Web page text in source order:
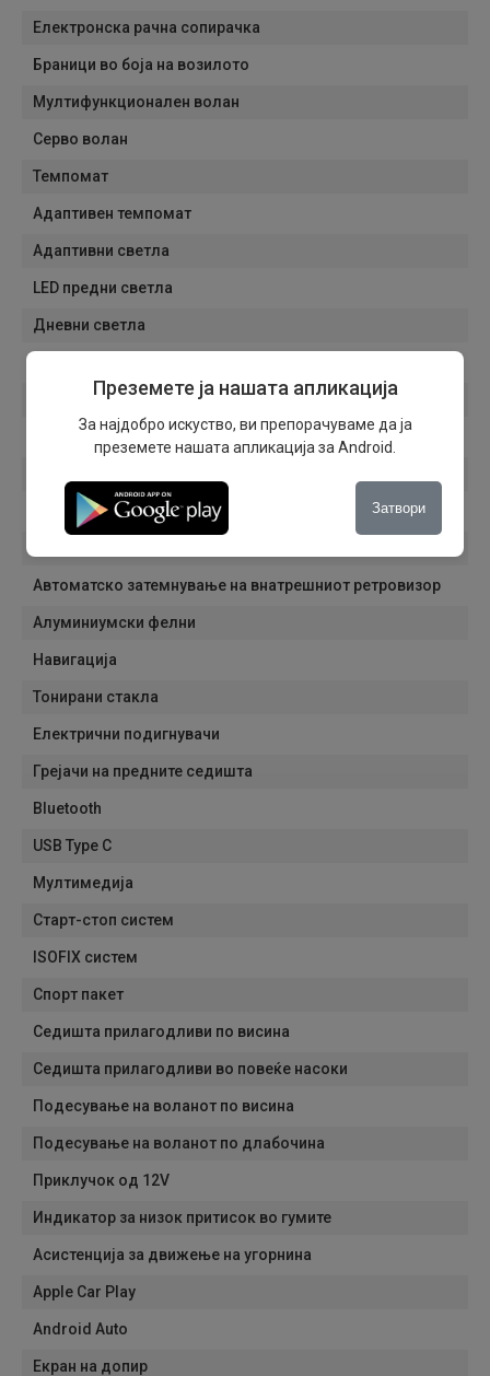
Електронска рачна сопирачка
Браници во боја на возилото
Мултифункционален волан
Серво волан
Темпомат
Адаптивен темпомат
Адаптивни светла
LED предни светла
Дневни светла
Сензори за светла
Сензори за дожд
Грејачи на ретровизорите
Автоматско затемнување на внатрешниот ретровизор
Алуминиумски фелни
Навигација
Тонирани стакла
Електрични подигнувачи
Грејачи на предните седишта
Bluetooth
USB Type C
Мултимедија
Старт-стоп систем
ISOFIX систем
Спорт пакет
Седишта прилагодливи по висина
Седишта прилагодливи во повеќе насоки
Подесување на воланот по висина
Подесување на воланот по длабочина
Приклучок од 12V
Индикатор за низок притисок во гумите
Асистенција за движење на угорнина
Apple Car Play
Android Auto
Екран на допир
Преземете ја нашата апликација
За најдобро искуство, ви препорачуваме да ја
преземете нашата апликација за Android.
Затвори